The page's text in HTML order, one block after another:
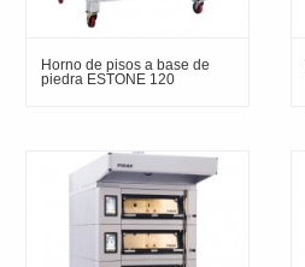
Horno de pisos a base de
piedra ESTONE 120